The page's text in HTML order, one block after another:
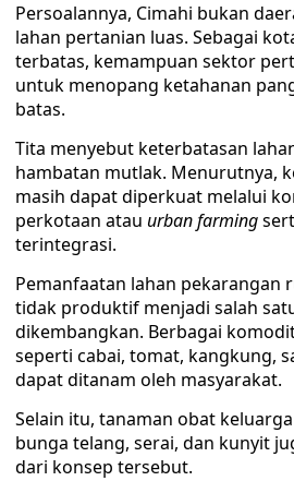
Persoalannya, Cimahi bukan
lahan pertanian luas. Sebagai
terbatas, kemampuan sektor
untuk menopang ketahanan
batas.
Tita menyebut keterbatasan
hambatan mutlak. Menurutnya,
masih dapat diperkuat melalui
perkotaan atau urban farming
terintegrasi.
Pemanfaatan lahan pekarangan
tidak produktif menjadi salah
dikembangkan. Berbagai
seperti cabai, tomat, kangkung,
dapat ditanam oleh masyarakat.
Selain itu, tanaman obat
bunga telang, serai, dan kunyit
dari konsep tersebut.